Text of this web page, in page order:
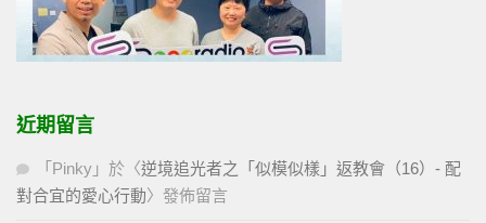
近期留言
「 Pinky 」於〈逆境追光者之「似模似樣」返教會（16）- 配
對合宜的愛心行動〉發佈留言